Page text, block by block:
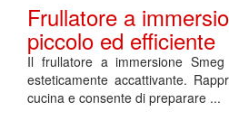
Frullatore a
piccolo ed efficiente
Il frullatore a immersione
esteticamente accattivante.
cucina e consente di preparare ...